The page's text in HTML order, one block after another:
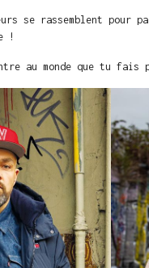
se rassemblent
!
au monde que tu